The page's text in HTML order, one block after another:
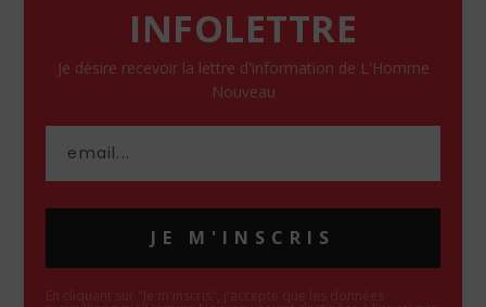
INFOLETTRE
Je désire recevoir la lettre d'information de L'Homme
Nouveau
JE M'INSCRIS
En cliquant sur "Je m'inscris", j'accepte que les données